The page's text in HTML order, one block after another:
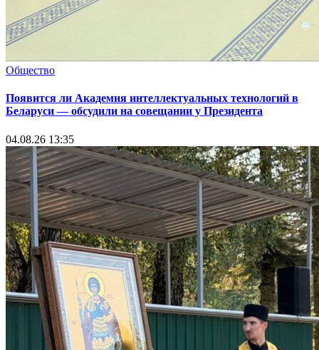
Общество
Появится ли Академия интеллектуальных технологий в
Беларуси — обсудили на совещании у Президента
04.08.26 13:35